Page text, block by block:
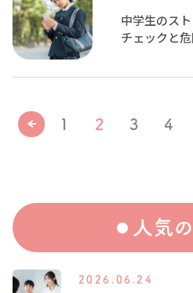
中学生のス
チェックと
1 2 3 4
人気
2026.06.24